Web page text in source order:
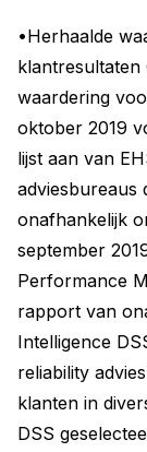
•Herhaalde
klantresultaten
waardering
oktober 2019
lijst aan van
adviesbureaus
onafhankelijk
september
Performance
rapport van
Intelligence
reliability
klanten in
DSS